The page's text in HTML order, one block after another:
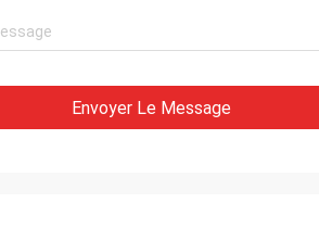
Envoyer Le Message